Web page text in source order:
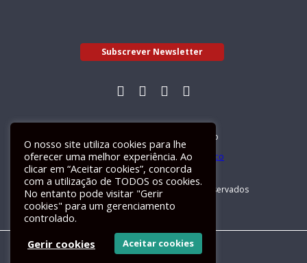
Subscrever Newsletter
Livro de Reclamações Electrónico
GALILEU 2026 © Todos os direitos reservados
Um siteActiveMedia
O nosso site utiliza cookies para lhe
oferecer uma melhor experiência. Ao
clicar em “Aceitar cookies”, concorda
com a utilização de TODOS os cookies.
No entanto pode visitar "Gerir
cookies" para um gerenciamento
controlado.
Gerir cookies
Aceitar cookies